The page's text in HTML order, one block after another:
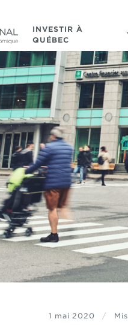
INVESTIR À
QUÉBEC
1 mai 2020 /